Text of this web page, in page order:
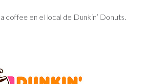
coffee en el local de Dunkin’ Donuts.